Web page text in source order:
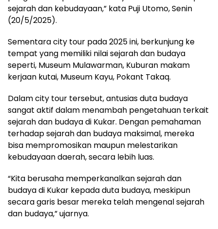
sejarah dan kebudayaan,” kata Puji Utomo, Senin
(20/5/2025).
Sementara city tour pada 2025 ini, berkunjung ke
tempat yang memiliki nilai sejarah dan budaya
seperti, Museum Mulawarman, Kuburan makam
kerjaan kutai, Museum Kayu, Pokant Takaq.
Dalam city tour tersebut, antusias duta budaya
sangat aktif dalam menambah pengetahuan terkait
sejarah dan budaya di Kukar. Dengan pemahaman
terhadap sejarah dan budaya maksimal, mereka
bisa mempromosikan maupun melestarikan
kebudayaan daerah, secara lebih luas.
“Kita berusaha memperkanalkan sejarah dan
budaya di Kukar kepada duta budaya, meskipun
secara garis besar mereka telah mengenal sejarah
dan budaya,” ujarnya.